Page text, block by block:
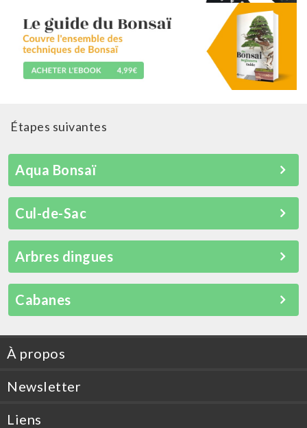
Étapes suivantes
Aqua Bonsaï
Cul-de-Sac
Arbres dingues
Cabanes
À propos
Newsletter
Liens